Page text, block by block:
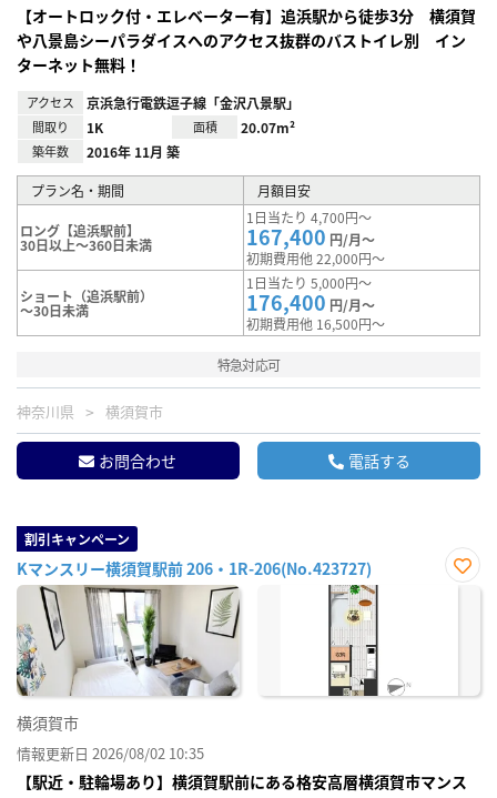
【オートロック付・エレベーター有】追浜駅から徒歩3分 横須賀
や八景島シーパラダイスへのアクセス抜群のバストイレ別 イン
ターネット無料！
アクセス 京浜急行電鉄逗子線「金沢八景駅」
間取り 1K 面積 20.07m²
築年数 2016年 11月 築
プラン名・期間 月額目安
ロング【追浜駅前】
30日以上～360日未満
1日当たり 4,700円～
167,400 円/月～
初期費用他 22,000円～
ショート（追浜駅前）
～30日未満
1日当たり 5,000円～
176,400 円/月～
初期費用他 16,500円～
特急対応可
神奈川県 横須賀市
お問合わせ 電話する
割引キャンペーン
Kマンスリー横須賀駅前 206・1R-206(No.423727)
お気
横須賀市
情報更新日 2026/08/02 10:35
【駅近・駐輪場あり】横須賀駅前にある格安高層横須賀市マンス